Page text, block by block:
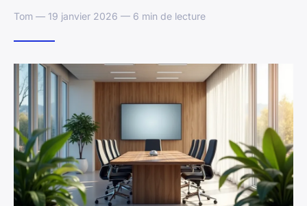
Tom — 19 janvier 2026 — 6 min de lecture